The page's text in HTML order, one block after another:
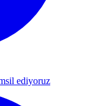
ediyoruz